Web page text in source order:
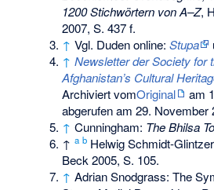
1200 Stichwörtern von A–Z,
2007, S. 437 f.
↑ Vgl. Duden online:Stupa
↑ Newsletter der Society for
Afghanistan’s Cultural
Archiviert vomOriginal am
abgerufen am 29. November
↑ Cunningham: The Bhilsa
↑a b Helwig Schmidt-
Beck 2005, S. 105.
↑ Adrian Snodgrass: The